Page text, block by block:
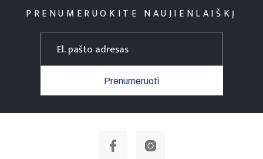
PRENUMERUOKITE NAUJIENLAIŠKĮ
Prenumeruoti